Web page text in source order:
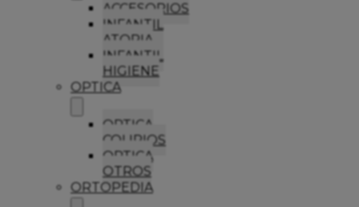
ACCESORIOS
INFANTIL
ATOPIA
INFANTIL
HIGIENE
OPTICA
OPTICA
COLIRIOS
OPTICA
OTROS
ORTOPEDIA